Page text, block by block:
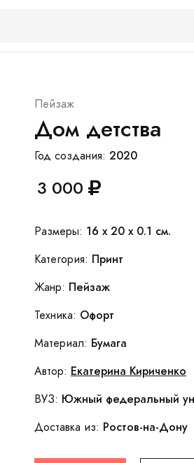
Пейзаж
Дом детства
Год создания: 2020
3 000
Размеры: 16 x 20 x 0.1 см.
Категория: Принт
Жанр: Пейзаж
Техника: Офорт
Материал: Бумага
Автор: Екатерина Кириченко
ВУЗ: Южный федеральный
Доставка из: Ростов-на-Дону